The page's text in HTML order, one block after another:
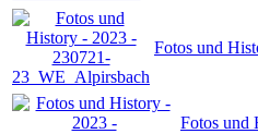
Fotos und
Fotos und